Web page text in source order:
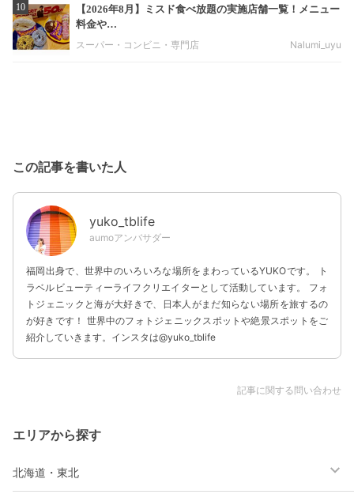
10
【2026年8月】ミスド食べ放題の実施店舗一覧！メニュー
料金や…
スーパー・コンビニ・専門店
Nalumi_uyu
この記事を書いた人
yuko_tblife
aumoアンバサダー
福岡出身で、世界中のいろいろな場所をまわっているYUKOです。 ト
ラベルビューティーライフクリエイターとして活動しています。 フォ
トジェニックと海が大好きで、日本人がまだ知らない場所を旅するの
が好きです！ 世界中のフォトジェニックスポットや絶景スポットをご
紹介していきます。インスタは@yuko_tblife
記事に関する問い合わせ
エリアから探す
北海道・東北